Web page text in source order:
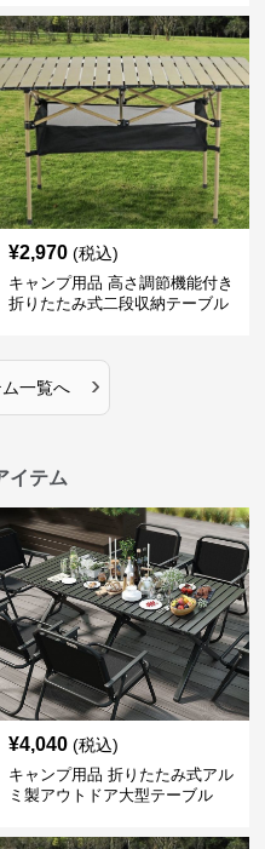
¥2,970 (税込)
キャンプ用品 高さ調節機能付き
折りたたみ式二段収納テーブル
一覧へ ›
イテム
¥4,040 (税込)
キャンプ用品 折りたたみ式アル
ミ製アウトドア大型テーブル